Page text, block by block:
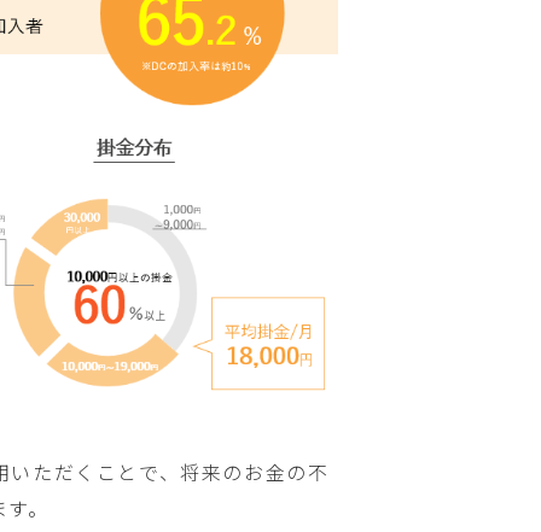
ただくことで、将来のお金の不
。